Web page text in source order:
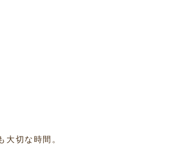
大切な時間。